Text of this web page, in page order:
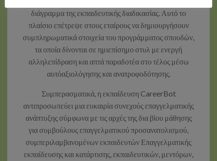
διάγραμμα της εκπαιδευτικής διαδικασίας. Αυτό το
πλαίσιο επέτρεψε στους εταίρους να δημιουργήσουν
συμπληρωματικά στοιχεία του προγράμματος σπουδών,
τα οποία δίνονται σε ημιεπίσημο στυλ με ενεργή
αλληλεπίδραση και απτά παραδοτέα στο τέλος μέσω
αυτόαξιολόγησης και ανατροφοδότησης.
Συμπερασματικά, η εκπαίδευση CareerBot
αντιπροσωπεύει μια ευκαιρία συνεχούς επαγγελματικής
ανάπτυξης σύμφωνα με τις αρχές της δια βίου μάθησης
για συμβούλους επαγγελματικού προσανατολισμού,
συμπεριλαμβανομένων εκπαιδευτών Επαγγελματικής
εκπαίδευσης και κατάρτισης, εκπαιδευτικών, μεντόρων,